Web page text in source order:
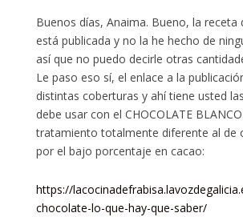
Buenos días, Anaima. Bueno, la receta
está publicada y no la he hecho de
así que no puedo decirle otras
Le paso eso sí, el enlace a la
distintas coberturas y ahí tiene usted
debe usar con el CHOCOLATE
tratamiento totalmente diferente al de
por el bajo porcentaje en cacao:
https://
chocolate-lo-que-hay-que-saber/